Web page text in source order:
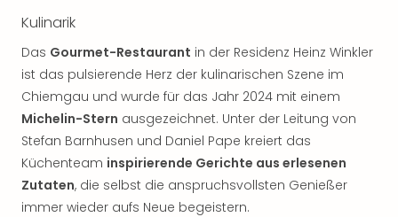
Kulinarik
Das Gourmet-Restaurant in der Residenz Heinz Winkler
ist das pulsierende Herz der kulinarischen Szene im
Chiemgau und wurde für das Jahr 2024 mit einem
Michelin-Stern ausgezeichnet. Unter der Leitung von
Stefan Barnhusen und Daniel Pape kreiert das
Küchenteam inspirierende Gerichte aus erlesenen
Zutaten, die selbst die anspruchsvollsten Genießer
immer wieder aufs Neue begeistern.